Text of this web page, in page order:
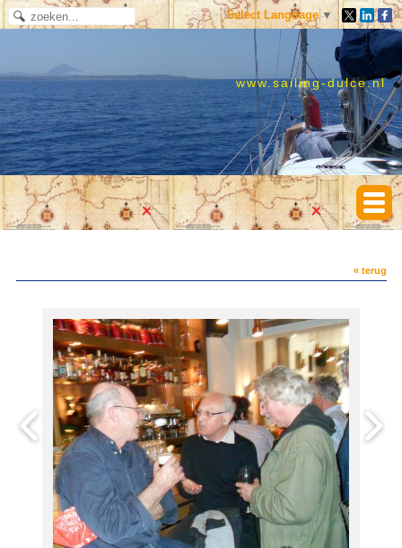
Select Language ▼
www.sailing-dulce.nl
« terug